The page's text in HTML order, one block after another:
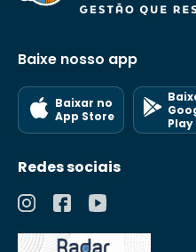
Baixe nosso app
Baixar no
App Store
Play
Redes sociais